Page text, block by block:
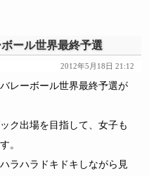
ール世界最終予選
2012年5月18日 21:12
レーボール世界最終予選が
ク出場を目指して、女子も
。
ラハラドキドキしながら見